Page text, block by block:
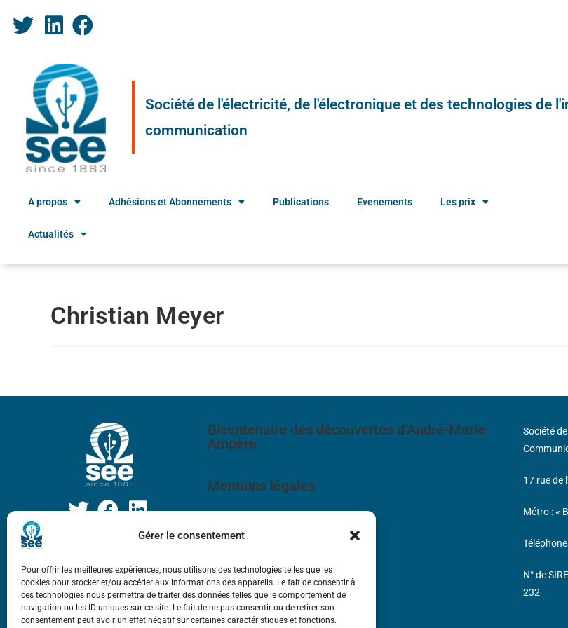
Gérer le consentement
Pour offrir les meilleures expériences, nous utilisons des technologies telles que les
cookies pour stocker et/ou accéder aux informations des appareils. Le fait de consentir à
ces technologies nous permettra de traiter des données telles que le comportement de
navigation ou les ID uniques sur ce site. Le fait de ne pas consentir ou de retirer son
consentement peut avoir un effet négatif sur certaines caractéristiques et fonctions.
Société de l'électricité, de l'électronique et des technologies de
communication
A propos Adhésions et Abonnements Publications Evenements Les prix
Actualités
Christian Meyer
Bicentenaire des découvertes d’André-Marie
Ampère
Mentions légales
Société
17 rue de
Métro : «
N° de
232